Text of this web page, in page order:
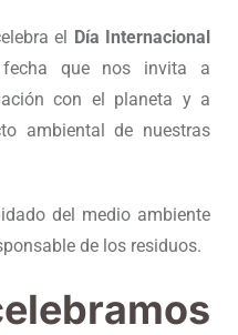
el Día Internacional
que nos invita a
con el planeta y a
ambiental de nuestras
del medio ambiente
de los residuos.